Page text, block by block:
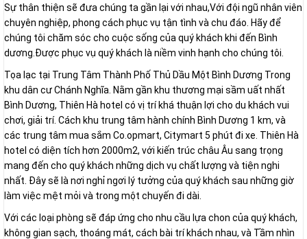
Sự thân thiện sẽ đưa chúng ta gần lại với nhau,Với đội ngũ nhân viên
chuyên nghiệp, phong cách phục vụ tận tình và chu đáo. Hãy để
chúng tôi chăm sóc cho cuộc sống của quý khách khi đến Bình
dương.Được phục vụ quý khách là niềm vinh hạnh cho chúng tôi.
Tọa lạc tại Trung Tâm Thành Phố Thủ Dầu Một Bình Dương Trong
khu dân cư Chánh Nghĩa. Nằm gần khu thương mại sầm uất nhất
Bình Dương, Thiên Hà hotel có vị trí khá thuận lợi cho du khách vui
chơi, giải trí. Cách khu trung tâm hành chính Bình Dương 1 km, và
các trung tâm mua sắm Co.opmart, Citymart 5 phút đi xe. Thiên Hà
hotel có diện tích hơn 2000m2, với kiến trúc châu Âu sang trọng
mang đến cho quý khách những dịch vụ chất lượng và tiện nghi
nhất. Đây sẽ là nơi nghỉ ngơi lý tưởng của quý khách sau những giờ
làm việc mệt mỏi và trong một chuyến đi dài.
Với các loại phòng sẽ đáp ứng cho nhu cầu lựa chon của quý khách,
không gian sạch, thoáng mát, cách bài trí khách nhau, và Tầm nhìn